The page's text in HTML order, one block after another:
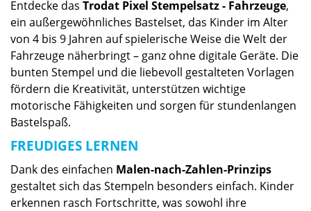
Entdecke das Trodat Pixel Stempelsatz - Fahrzeuge,
ein außergewöhnliches Bastelset, das Kinder im Alter
von 4 bis 9 Jahren auf spielerische Weise die Welt der
Fahrzeuge näherbringt – ganz ohne digitale Geräte. Die
bunten Stempel und die liebevoll gestalteten Vorlagen
fördern die Kreativität, unterstützen wichtige
motorische Fähigkeiten und sorgen für stundenlangen
Bastelspaß.
FREUDIGES LERNEN
Dank des einfachen Malen-nach-Zahlen-Prinzips
gestaltet sich das Stempeln besonders einfach. Kinder
erkennen rasch Fortschritte, was sowohl ihre